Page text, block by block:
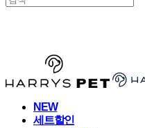
NEW
세트할인